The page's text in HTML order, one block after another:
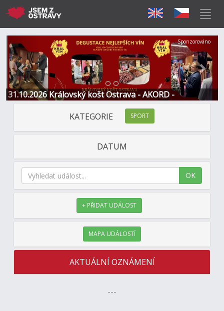
31.10.2026 Královský košt Ostrava - AKORD -
Restaurace a Hotel
Předchozí Další
Sponzorováno
KATEGORIE SPORT
DATUM
OK
+ PŘIDAT UDÁLOST
MAPA UDÁLOSTÍ
AKTUÁLNÍ OZNÁMENÍ
---